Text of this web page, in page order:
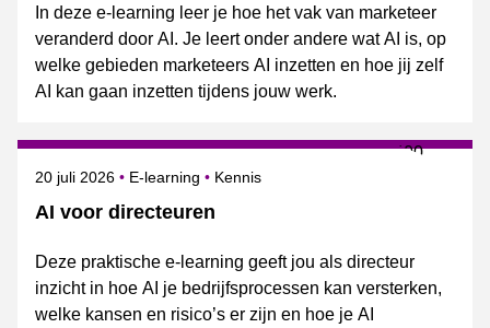
In deze e-learning leer je hoe het vak van marketeer
veranderd door AI. Je leert onder andere wat AI is, op
welke gebieden marketeers AI inzetten en hoe jij zelf
AI kan gaan inzetten tijdens jouw werk.
AI voor directeuren
Gepubliceerd op
20 juli 2026 E-learning Onderwerpen
Kennis
Deze praktische e-learning geeft jou als directeur
inzicht in hoe AI je bedrijfsprocessen kan versterken,
welke kansen en risico’s er zijn en hoe je AI